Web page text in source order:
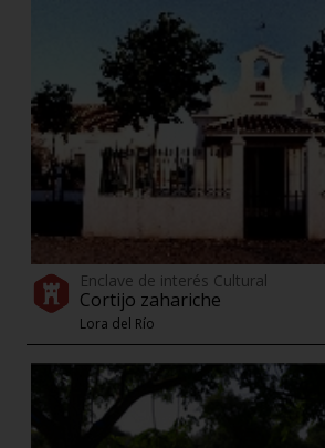
Enclave de interés Cultural
Cortijo zahariche
Lora del Río